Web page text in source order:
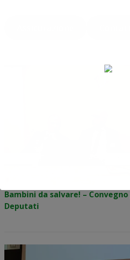
Bambini da salvare! –
Deputati